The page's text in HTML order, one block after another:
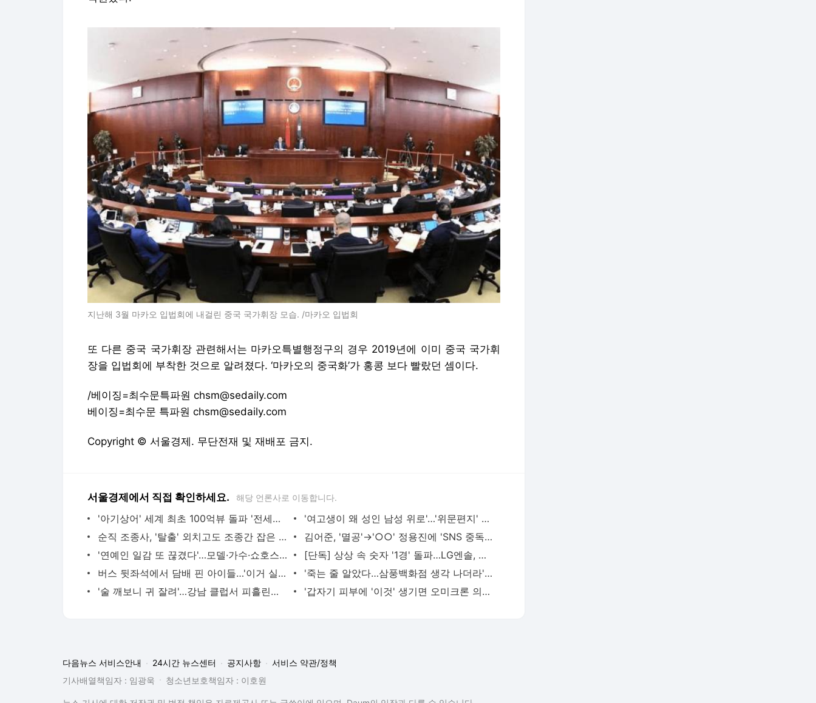
지난해 3월 마카오 입법회에 내걸린 중국 국가휘장 모습. /마카오 입법회
또 다른 중국 국가휘장 관련해서는 마카오특별행정구의 경우 2019년에 이미 중국 국가휘
장을 입법회에 부착한 것으로 알려졌다. ‘마카오의 중국화’가 홍콩 보다 빨랐던 셈이다.
/베이징=최수문특파원 chsm@sedaily.com
베이징=최수문 특파원 chsm@sedaily.com
Copyright © 서울경제. 무단전재 및 재배포 금지.
서울경제에서 직접 확인하세요. 해당 언론사로 이동합니다.
'아기상어' 세계 최초 100억뷰 돌파 '전세계인 한번은 봤다'
'여고생이 왜 성인 남성 위로'…'위문편지' 금지 촉구 靑청원
순직 조종사, '탈출' 외치고도 조종간 잡은 이유가
김어준, '멸공'→'○○' 정용진에 'SNS 중독 상황인 듯'
'연예인 일감 또 끊겼다'…모델·가수·쇼호스트 '안 하는 게 없다'
[단독] 상상 속 숫자 '1경' 돌파…LG엔솔, 역대급 수요예측
버스 뒷좌석에서 담배 핀 아이들…'이거 실화냐?'
'죽는 줄 알았다…삼풍백화점 생각 나더라' 광주 붕괴 목격자 증언
'술 깨보니 귀 잘려'…강남 클럽서 피흘린채 발견된 20대 여성
'갑자기 피부에 '이것' 생기면 오미크론 의심하라'
다음뉴스 서비스안내 24시간 뉴스센터 공지사항
서비스 약관/정책
기사배열책임자 : 임광욱
청소년보호책임자 : 이호원